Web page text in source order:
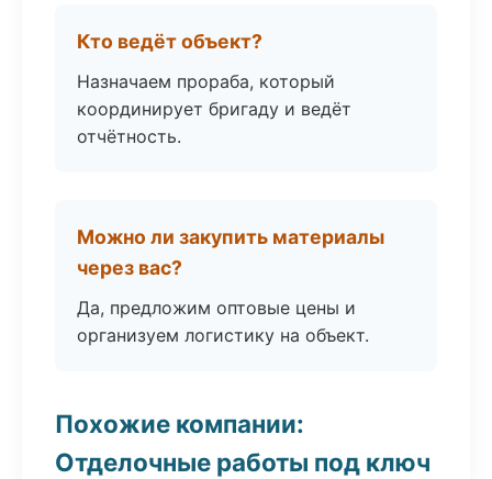
Кто ведёт объект?
Назначаем прораба, который
координирует бригаду и ведёт
отчётность.
Можно ли закупить материалы
через вас?
Да, предложим оптовые цены и
организуем логистику на объект.
Похожие компании:
Отделочные работы под ключ